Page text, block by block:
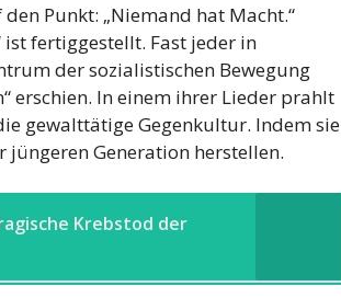
Punkt: „Niemand hat Macht.“
ist fertiggestellt. Fast jeder in
der sozialistischen Bewegung
erschien. In einem ihrer Lieder prahlt
gewalttätige Gegenkultur. Indem sie
jüngeren Generation herstellen.
Krebstod der